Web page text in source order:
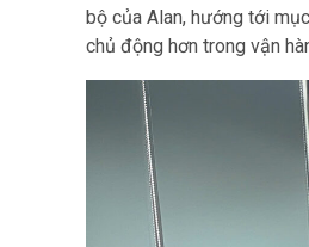
bộ của Alan, hướng tới
chủ động hơn trong vận